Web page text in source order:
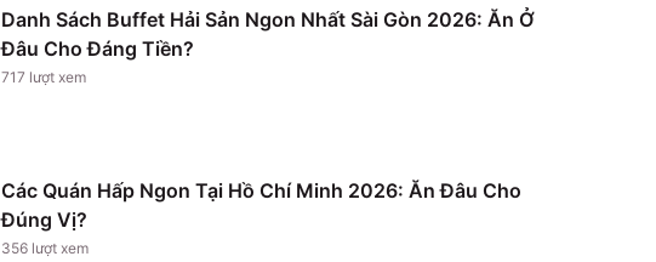
Danh Sách Buffet Hải Sản Ngon Nhất Sài Gòn 2026: Ăn Ở
Đâu Cho Đáng Tiền?
717 lượt xem
Các Quán Hấp Ngon Tại Hồ Chí Minh 2026: Ăn Đâu Cho
Đúng Vị?
356 lượt xem